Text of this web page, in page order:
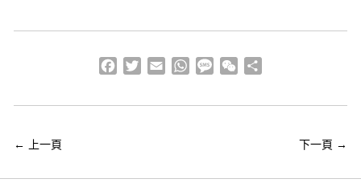
Facebook
TwitterEmailWhatsApp
MessageWeChat
← 上一頁 下一頁 →